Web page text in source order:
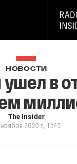
НОВОСТИ
в
The Insider
ноября 2020 г., 11:45